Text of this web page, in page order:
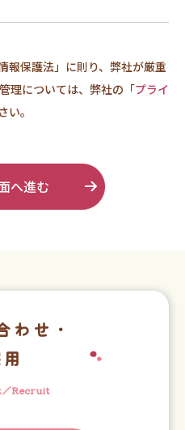
報保護法」に則り、弊社が厳重
理については、弊社の「プライ
い。
わせ・
Recruit